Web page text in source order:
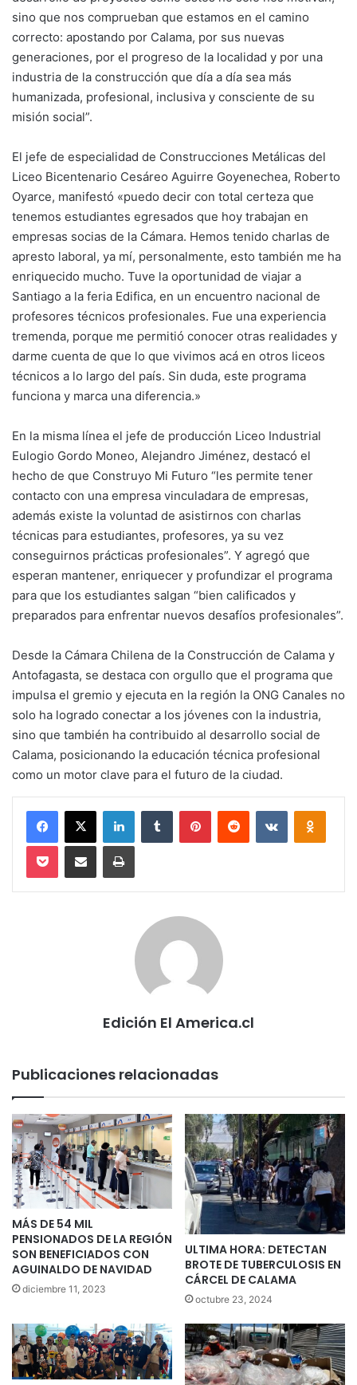
sino que nos comprueban que estamos en el camino
correcto: apostando por Calama, por sus nuevas
generaciones, por el progreso de la localidad y por una
industria de la construcción que día a día sea más
humanizada, profesional, inclusiva y consciente de su
misión social”.
El jefe de especialidad de Construcciones Metálicas del
Liceo Bicentenario Cesáreo Aguirre Goyenechea, Roberto
Oyarce, manifestó «puedo decir con total certeza que
tenemos estudiantes egresados que hoy trabajan en
empresas socias de la Cámara. Hemos tenido charlas de
apresto laboral, ya mí, personalmente, esto también me ha
enriquecido mucho. Tuve la oportunidad de viajar a
Santiago a la feria Edifica, en un encuentro nacional de
profesores técnicos profesionales. Fue una experiencia
tremenda, porque me permitió conocer otras realidades y
darme cuenta de que lo que vivimos acá en otros liceos
técnicos a lo largo del país. Sin duda, este programa
funciona y marca una diferencia.»
En la misma línea el jefe de producción Liceo Industrial
Eulogio Gordo Moneo, Alejandro Jiménez, destacó el
hecho de que Construyo Mi Futuro “les permite tener
contacto con una empresa vinculadara de empresas,
además existe la voluntad de asistirnos con charlas
técnicas para estudiantes, profesores, ya su vez
conseguirnos prácticas profesionales”. Y agregó que
esperan mantener, enriquecer y profundizar el programa
para que los estudiantes salgan “bien calificados y
preparados para enfrentar nuevos desafíos profesionales”.
Desde la Cámara Chilena de la Construcción de Calama y
Antofagasta, se destaca con orgullo que el programa que
impulsa el gremio y ejecuta en la región la ONG Canales no
solo ha logrado conectar a los jóvenes con la industria,
sino que también ha contribuido al desarrollo social de
Calama, posicionando la educación técnica profesional
como un motor clave para el futuro de la ciudad.
Facebook
X LinkedInTumblr PinterestReddit VKontakte
Pocket Compartir via email Imprimir
Edición El America.cl
Publicaciones relacionadas
MÁS DE 54 MIL
PENSIONADOS DE LA REGIÓN
SON BENEFICIADOS CON
AGUINALDO DE NAVIDAD
diciembre 11, 2023
ULTIMA HORA: DETECTAN
BROTE DE TUBERCULOSIS EN
CÁRCEL DE CALAMA
octubre 23, 2024